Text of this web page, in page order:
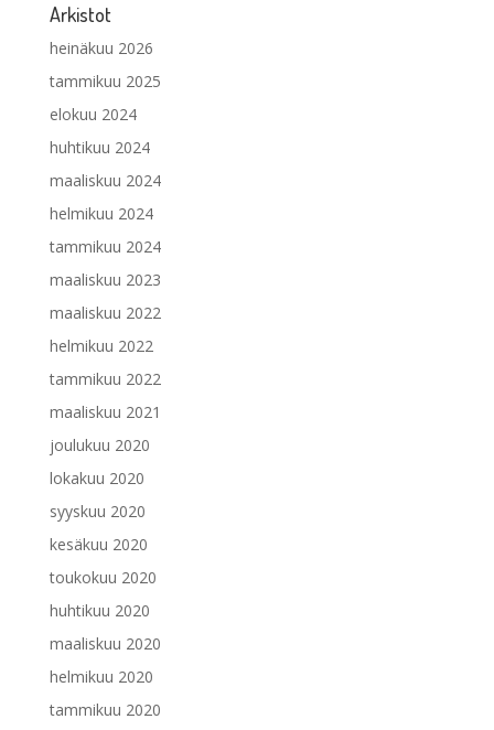
Arkistot
heinäkuu 2026
tammikuu 2025
elokuu 2024
huhtikuu 2024
maaliskuu 2024
helmikuu 2024
tammikuu 2024
maaliskuu 2023
maaliskuu 2022
helmikuu 2022
tammikuu 2022
maaliskuu 2021
joulukuu 2020
lokakuu 2020
syyskuu 2020
kesäkuu 2020
toukokuu 2020
huhtikuu 2020
maaliskuu 2020
helmikuu 2020
tammikuu 2020